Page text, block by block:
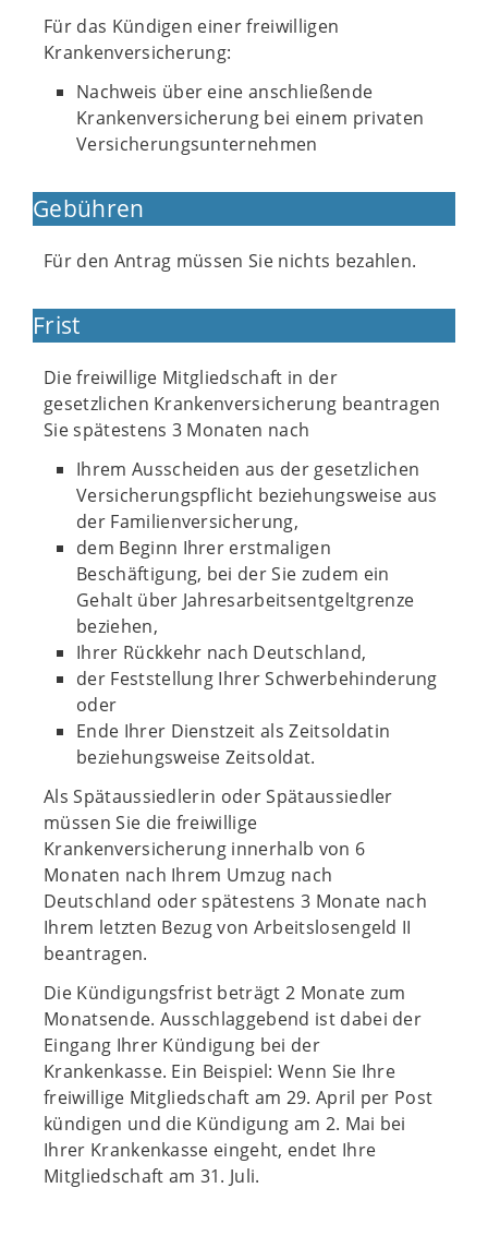
Für das Kündigen einer freiwilligen
Krankenversicherung:
Nachweis über eine anschließende
Krankenversicherung bei einem privaten
Versicherungsunternehmen
Gebühren
Für den Antrag müssen Sie nichts bezahlen.
Frist
Die freiwillige Mitgliedschaft in der
gesetzlichen Krankenversicherung beantragen
Sie spätestens 3 Monaten nach
Ihrem Ausscheiden aus der gesetzlichen
Versicherungspflicht beziehungsweise aus
der Familienversicherung,
dem Beginn Ihrer erstmaligen
Beschäftigung, bei der Sie zudem ein
Gehalt über Jahresarbeitsentgeltgrenze
beziehen,
Ihrer Rückkehr nach Deutschland,
der Feststellung Ihrer Schwerbehinderung
oder
Ende Ihrer Dienstzeit als Zeitsoldatin
beziehungsweise Zeitsoldat.
Als Spätaussiedlerin oder Spätaussiedler
müssen Sie die freiwillige
Krankenversicherung innerhalb von 6
Monaten nach Ihrem Umzug nach
Deutschland oder spätestens 3 Monate nach
Ihrem letzten Bezug von Arbeitslosengeld II
beantragen.
Die Kündigungsfrist beträgt 2 Monate zum
Monatsende. Ausschlaggebend ist dabei der
Eingang Ihrer Kündigung bei der
Krankenkasse. Ein Beispiel: Wenn Sie Ihre
freiwillige Mitgliedschaft am 29. April per Post
kündigen und die Kündigung am 2. Mai bei
Ihrer Krankenkasse eingeht, endet Ihre
Mitgliedschaft am 31. Juli.